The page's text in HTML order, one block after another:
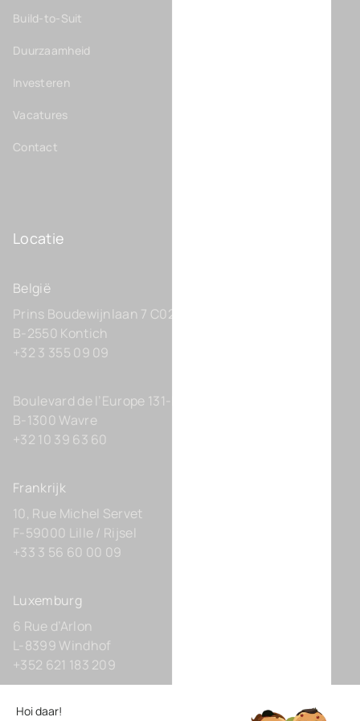
Build-to-Suit
Duurzaamheid
Investeren
Vacatures
Contact
Locatie
België
Prins Boudewijnlaan 7 C0201
B-2550 Kontich
+32 3 355 09 09
Boulevard de l’Europe 131-D21
B-1300 Wavre
+32 10 39 63 60
Frankrijk
10, Rue Michel Servet
F-59000 Lille / Rijsel
+33 3 56 60 00 09
Luxemburg
6 Rue d’Arlon
L-8399 Windhof
+352 621 183 209
Duitsland